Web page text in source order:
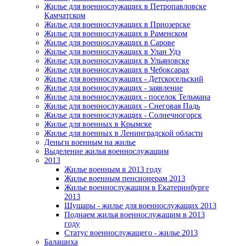
Жилье для военнослужащих в Петропавловске
Камчатском
Жилье для военнослужащих в Приозерске
Жилье для военнослужащих в Раменском
Жилье для военнослужащих в Сарове
Жилье для военнослужащих в Улан Удэ
Жилье для военнослужащих в Ульяновске
Жилье для военнослужащих в Чебоксарах
Жилье для военнослужащих - Детскосельский
Жилье для военнослужащих - заявление
Жилье для военнослужащих - поселок Тельмана
Жилье для военнослужащих - Снеговая Падь
Жилье для военнослужащих - Солнечногорск
Жилье для военных в Крымске
Жилье для военных в Ленинградской области
Деньги военным на жилье
Выделение жилья военнослужащим
2013
Жилье военным в 2013 году
Жилье военным пенсионерам 2013
Жилье военнослужащим в Екатеринбурге
2013
Шушары - жилье для военнослужащих 2013
Поднаем жилья военнослужащим в 2013
году
Статус военнослужащего - жилье 2013
Балашиха